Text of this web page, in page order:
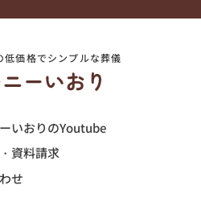
低価格でシンプルな葬儀
いおりのYoutube
資料請求
せ